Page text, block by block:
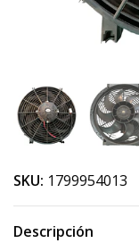
SKU: 1799954013
Descripción